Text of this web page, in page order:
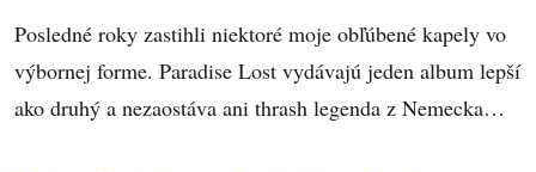
Posledné roky zastihli niektoré moje obľúbené kapely vo
výbornej forme. Paradise Lost vydávajú jeden album lepší
ako druhý a nezaostáva ani thrash legenda z Nemecka…